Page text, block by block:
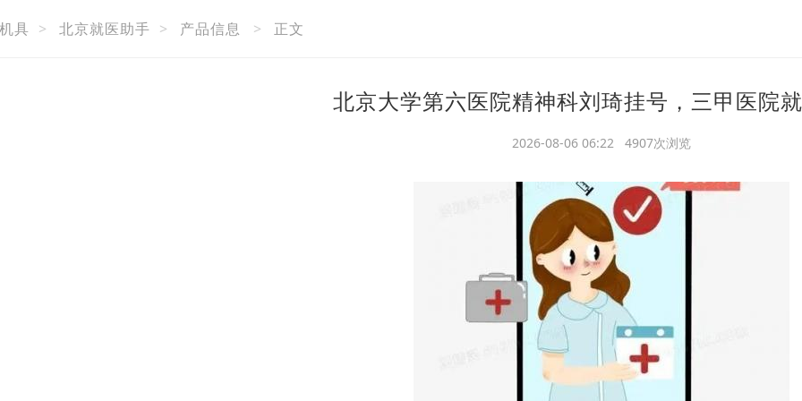
具 > 北京就医助手 > 产品信息 > 正文
北京大学第六医院精神科刘琦挂号，三甲医院
2026-08-06 06:22 4907次浏览